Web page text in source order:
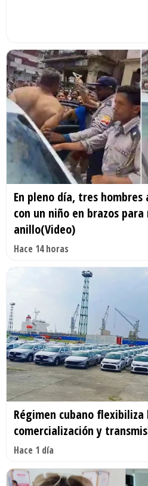
En pleno día, tres
con un niño en brazos
anillo(Video)
Hace 14 horas
Régimen cubano
comercialización y
Hace 1 día